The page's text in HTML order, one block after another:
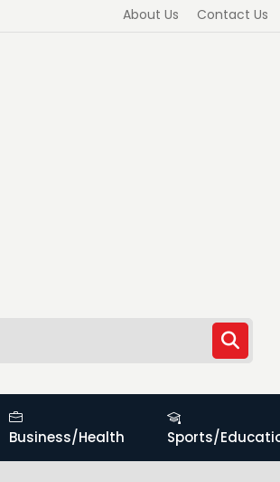
About Us Contact Us
Business/Health Sports/